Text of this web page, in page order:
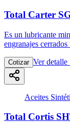
Total Carter
Es un lubricante
engranajes
Cotizar Ver detalle
Aceites
Total Cortis